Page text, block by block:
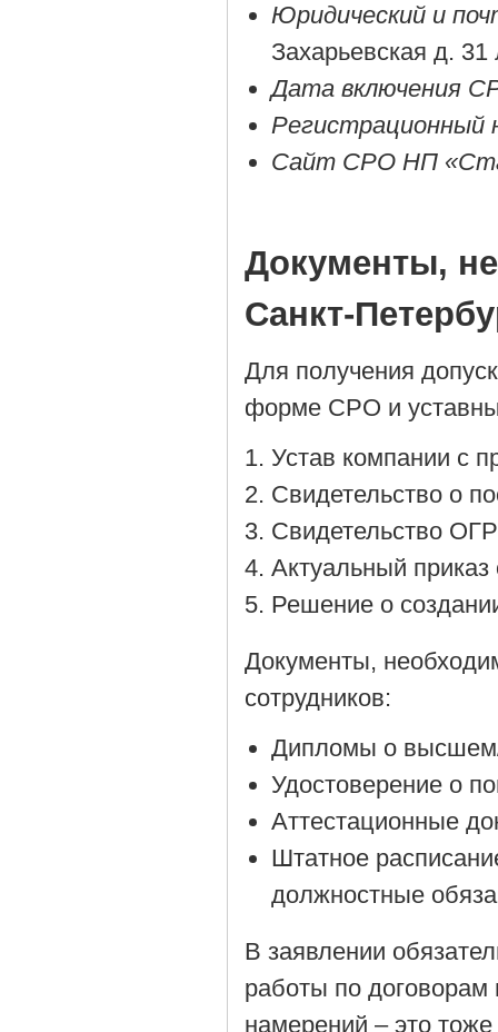
Юридический и
Захарьевская д. 31
Дата включения
Регистрационный
Сайт СРО НП
Документы,
Санкт-
Для получения
форме СРО и
Устав компании с
Cвидетельство о
Cвидетельство
Актуальный приказ
Решение о
Документы,
сотрудников:
Дипломы о
Удостоверение о
Аттестационные
Штатное
должностные
В заявлении
работы по договорам
намерений – это